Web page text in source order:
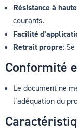
Résistance à
courants.
Facilité
Retrait propre:
Conformité
Le document ne
l’adéquation du